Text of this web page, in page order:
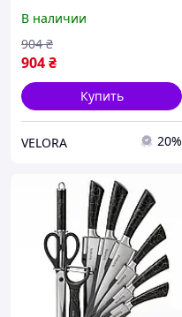
универсальный, Набор
литых ножей для кухни
UT-44
В наличии
904₴
904 ₴
Купить
VELORA 20%